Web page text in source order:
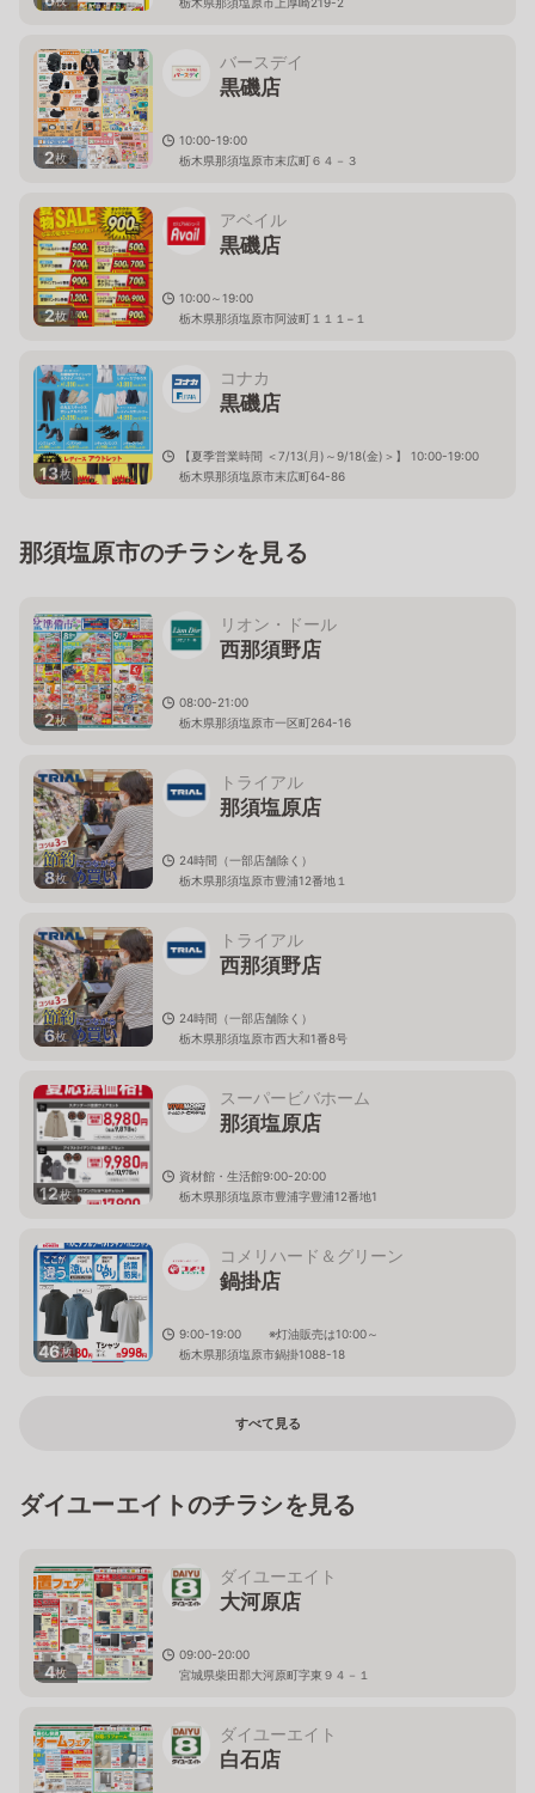
2枚
バースデイ
黒磯店
10:00-19:00
栃木県那須塩原市末広町６４－３
2枚
アベイル
黒磯店
10:00～19:00
栃木県那須塩原市阿波町１１１−１
13枚
コナカ
黒磯店
【夏季営業時間 ＜7/13(月)～9/18(金)＞】 10:00-19:00
栃木県那須塩原市末広町64-86
那須塩原市のチラシを見る
2枚
リオン・ドール
西那須野店
08:00-21:00
栃木県那須塩原市一区町264-16
8枚
トライアル
那須塩原店
24時間（一部店舗除く）
栃木県那須塩原市豊浦12番地１
6枚
トライアル
西那須野店
24時間（一部店舗除く）
栃木県那須塩原市西大和1番8号
12枚
スーパービバホーム
那須塩原店
資材館・生活館9:00-20:00
栃木県那須塩原市豊浦字豊浦12番地1
46枚
コメリハード＆グリーン
鍋掛店
9:00-19:00 ※灯油販売は10:00～
栃木県那須塩原市鍋掛1088-18
すべて見る
ダイユーエイトのチラシを見る
4枚
ダイユーエイト
大河原店
09:00-20:00
宮城県柴田郡大河原町字東９４－１
ダイユーエイト
白石店